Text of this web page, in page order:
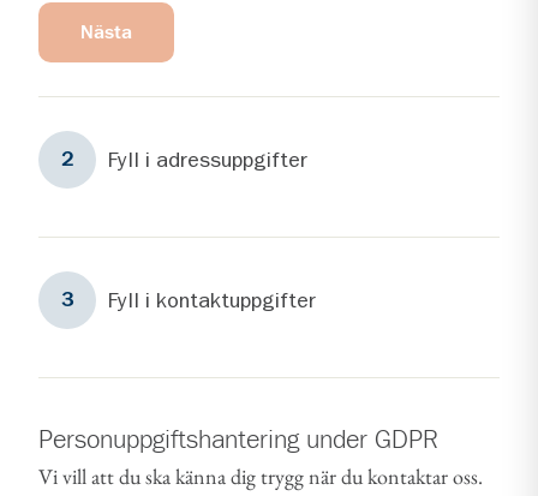
Nästa
2 Steg2
Fyll i adressuppgifter
3 Steg3
Fyll i kontaktuppgifter
Personuppgiftshantering under GDPR
Vi vill att du ska känna dig trygg när du kontaktar oss.